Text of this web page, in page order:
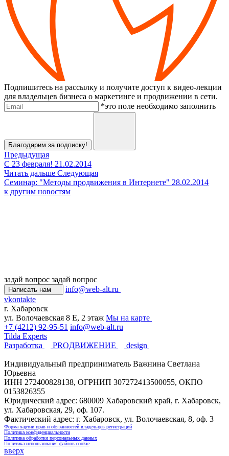
Подпишитесь на рассылку и получите доступ к видео-лекции
для владельцев бизнеса о маркетинге и продвижении в сети.
Электронная почта
*это поле необходимо заполнить
Благодарим за подписку!
Предыдущая
С 23 февраля! 21.02.2014
Читать дальше Следующая
Семинар: "Методы продвижения в Интернете" 28.02.2014
к другим новостям
задай вопрос задай вопрос
Написать нам
info@web-alt.ru
vkontakte
г. Хабаровск
ул. Волочаевская 8 Е, 2 этаж Мы на карте
+7 (4212) 92-95-51 info@web-alt.ru
Tilda Experts
Разработка
PROДВИЖЕНИЕ design
Индивидуальный предприниматель Важнина Светлана
Юрьевна
ИНН 272400828138, ОГРНИП 307272413500055, ОКПО
0153826355
Юридический адрес: 680009 Хабаровский край, г. Хабаровск,
ул. Хабаровская, 29, оф. 107.
Фактический адрес: г. Хабаровск, ул. Волочаевская, 8, оф. 3
Форма хартии прав и обязанностей владельцев регистраций
Политика конфиденциальности
Политика обработки персональных данных
Политика использования файлов cookie
вверх